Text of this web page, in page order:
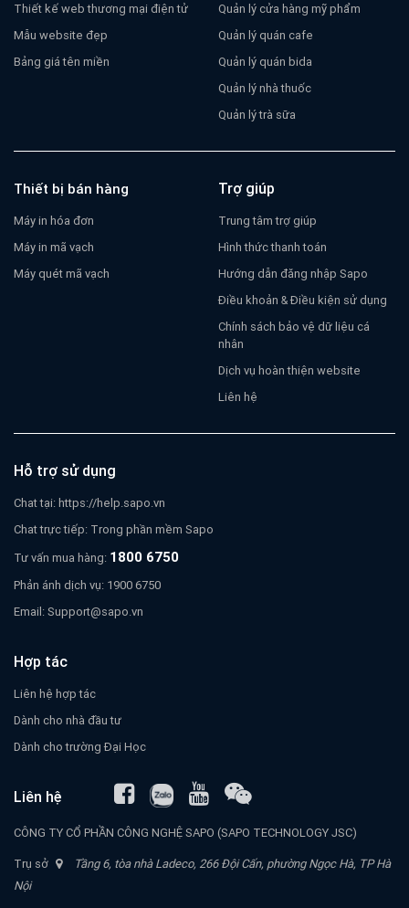
Thiết kế web thương mại điện tử
Mẫu website đẹp
Bảng giá tên miền
Quản lý cửa hàng mỹ phẩm
Quản lý quán cafe
Quản lý quán bida
Quản lý nhà thuốc
Quản lý trà sữa
Thiết bị bán hàng
Máy in hóa đơn
Máy in mã vạch
Máy quét mã vạch
Trợ giúp
Trung tâm trợ giúp
Hình thức thanh toán
Hướng dẫn đăng nhập Sapo
Điều khoản & Điều kiện sử dụng
Chính sách bảo vệ dữ liệu cá
nhân
Dịch vụ hoàn thiện website
Liên hệ
Hỗ trợ sử dụng
Chat tại:https://help.sapo.vn
Chat trực tiếp: Trong phần mềm Sapo
Tư vấn mua hàng: 1800 6750
Phản ánh dịch vụ: 1900 6750
Email:Support@sapo.vn
Hợp tác
Liên hệ hợp tác
Dành cho nhà đầu tư
Dành cho trường Đại Học
Liên hệ
CÔNG TY CỔ PHẦN CÔNG NGHỆ SAPO (SAPO TECHNOLOGY JSC)
Trụ sở
Tầng 6, tòa nhà Ladeco, 266 Đội Cấn, phường Ngọc Hà, TP Hà
Nội